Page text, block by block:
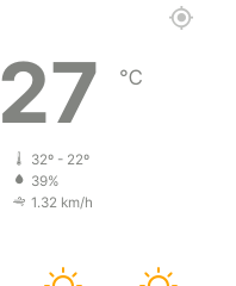
27 ℃
32º - 22º
39%
1.32 km/h